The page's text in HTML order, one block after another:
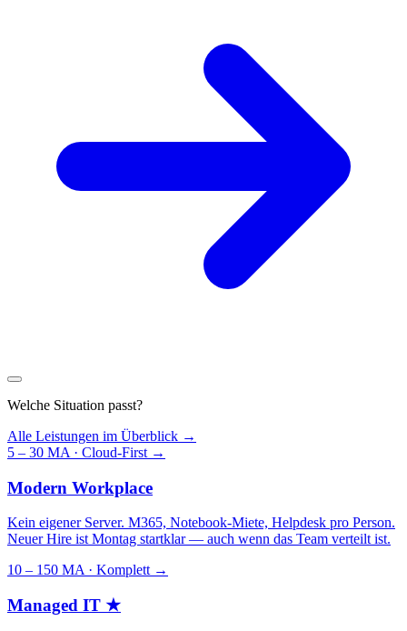
Welche Situation passt?
Alle Leistungen im Überblick →
5 – 30 MA · Cloud-First →
Modern Workplace
Kein eigener Server. M365, Notebook-Miete, Helpdesk pro Person.
Neuer Hire ist Montag startklar — auch wenn das Team verteilt ist.
10 – 150 MA · Komplett →
Managed IT ★